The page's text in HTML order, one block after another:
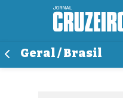
Geral / Brasil